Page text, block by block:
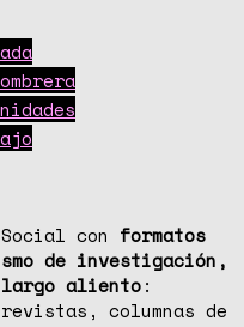
con formatos
de investigación,
largo aliento:
columnas de